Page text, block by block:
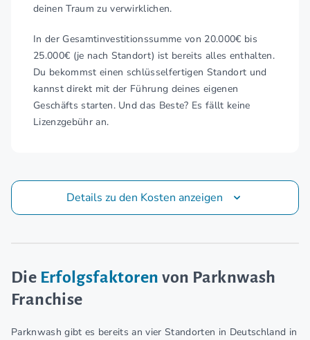
deinen Traum zu verwirklichen.
In der Gesamtinvestitionssumme von 20.000€ bis
25.000€ (je nach Standort) ist bereits alles enthalten.
Du bekommst einen schlüsselfertigen Standort und
kannst direkt mit der Führung deines eigenen
Geschäfts starten. Und das Beste? Es fällt keine
Lizenzgebühr an.
Details zu den Kosten anzeigen
Die Erfolgsfaktoren von Parknwash
Franchise
Parknwash gibt es bereits an vier Standorten in Deutschland in